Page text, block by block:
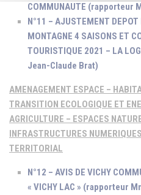
COMMUNAUTE (rapporteur
N°11 – AJUSTEMENT
MONTAGNE 4 SAISONS ET
TOURISTIQUE 2021 – LA
Jean-Claude Brat)
AMENAGEMENT ESPACE –
TRANSITION ECOLOGIQUE ET
AGRICULTURE – ESPACES
INFRASTRUCTURES
TERRITORIAL
N°12 – AVIS DE VICHY
« VICHY LAC » (rapporteur